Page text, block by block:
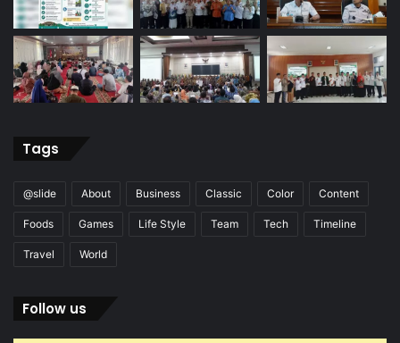
Tags
@slide About Business Classic Color Content
Foods Games Life Style Team Tech Timeline
Travel World
Follow us